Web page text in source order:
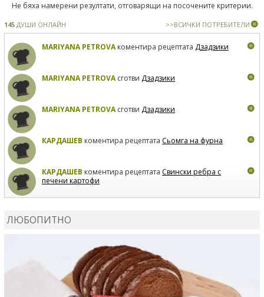
Не бяха намерени резултати, отговарящи на посочените критерии.
145 ДУШИ ОНЛАЙН >>ВСИЧКИ ПОТРЕБИТЕЛИ
MARIYANA PETROVAкоментира рецептата Дзадзики
MARIYANA PETROVAсготви Дзадзики
MARIYANA PETROVAсготви Дзадзики
КАРДАШЕВ коментира рецептата Сьомга на фурна
КАРДАШЕВ коментира рецептата Свински ребра с
печени картофи
ЛЮБОПИТНО